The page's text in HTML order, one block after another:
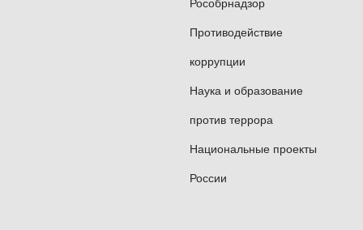
Рособрнадзор
Противодействие
коррупции
Наука и образование
против террора
Национальные проекты
России